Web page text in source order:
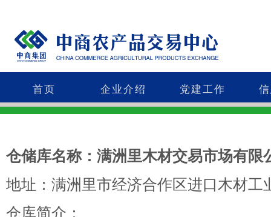
首页 企业介绍 党建工作
仓储库名称：满洲里木材交易市场有限
地址：满洲里市经济合作区进口木材工
仓库简介：